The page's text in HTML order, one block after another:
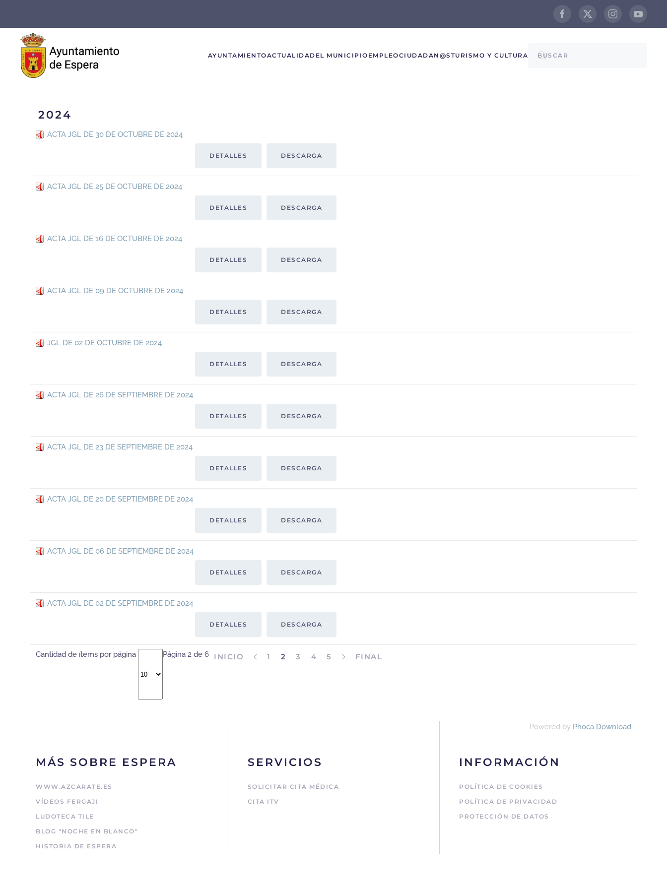
Skip to main content
AYUNTAMIENTOACTUALIDAD EL MUNICIPIO EMPLEOCIUDADAN@S TURISMO Y CULTURA
2024
ACTA JGL DE 30 DE OCTUBRE DE 2024
DESCARGA
DETALLES
ACTA JGL DE 25 DE OCTUBRE DE 2024
DESCARGA
DETALLES
ACTA JGL DE 16 DE OCTUBRE DE 2024
DESCARGA
DETALLES
ACTA JGL DE 09 DE OCTUBRE DE 2024
DESCARGA
DETALLES
JGL DE 02 DE OCTUBRE DE 2024
DESCARGA
DETALLES
ACTA JGL DE 26 DE SEPTIEMBRE DE 2024
DESCARGA
DETALLES
ACTA JGL DE 23 DE SEPTIEMBRE DE 2024
DESCARGA
DETALLES
ACTA JGL DE 20 DE SEPTIEMBRE DE 2024
DESCARGA
DETALLES
ACTA JGL DE 06 DE SEPTIEMBRE DE 2024
DESCARGA
DETALLES
ACTA JGL DE 02 DE SEPTIEMBRE DE 2024
DESCARGA
DETALLES
Cantidad de ítems por página Página 2 de 6 INICIO 1 2 3 4 5 FINAL
Powered by Phoca Download
MÁS SOBRE ESPERA
WWW.AZCARATE.ES
VÍDEOS FERGAJI
LUDOTECA TILE
BLOG "NOCHE EN BLANCO"
HISTORIA DE ESPERA
SERVICIOS
SOLICITAR CITA MÉDICA
CITA ITV
INFORMACIÓN
POLÍTICA DE COOKIES
POLÍTICA DE PRIVACIDAD
PROTECCIÓN DE DATOS